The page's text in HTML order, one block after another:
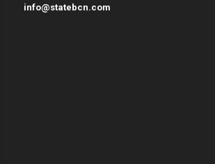
info@statebcn.com